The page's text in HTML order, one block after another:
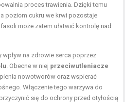
proces trawienia. Dzięki temu
a poziom cukru we krwi pozostaje
może zatem ułatwić kontrolę nad
wpływ na zdrowie serca poprzez
. Obecne w niej przeciwutleniacze
nowotworów oraz wspierać
Włączenie tego warzywa do
się do ochrony przed otyłością